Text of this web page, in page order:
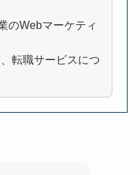
のWebマーケティ
転職サービスにつ